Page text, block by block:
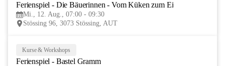
Ferienspiel - Die Bäuerinnen - Vom Küken zum Ei
Mi., 12. Aug., 07:00 - 09:30
Stössing 96, 3073 Stössing, AUT
Kurse & Workshops
Ferienspiel - Bastel Gramm